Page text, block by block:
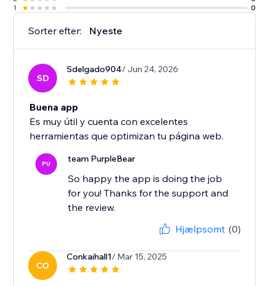
1
0
Sorter efter: Nyeste
SD
Sdelgado904/ Jun 24, 2026
Buena app
Es muy útil y cuenta con excelentes
herramientas que optimizan tu página web.
PU team PurpleBear
So happy the app is doing the job
for you! Thanks for the support and
the review.
Hjælpsomt (0)
CO
Conkaihall1/ Mar 15, 2025